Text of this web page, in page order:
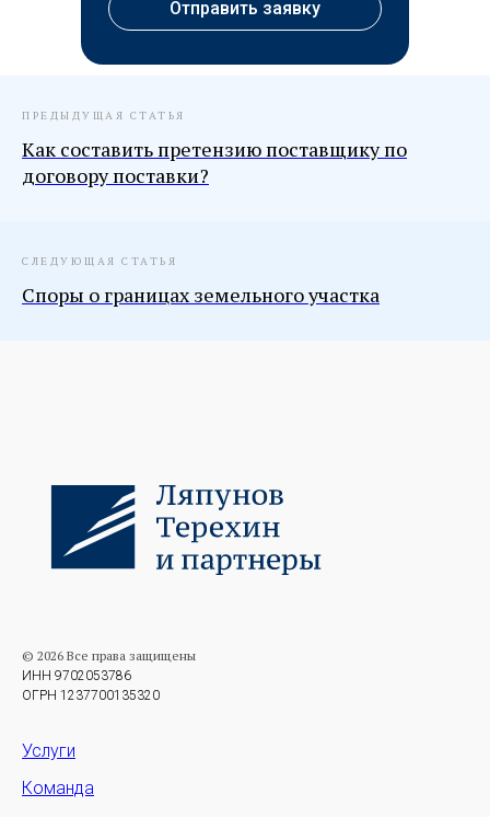
Отправить заявку
ПРЕДЫДУЩАЯ СТАТЬЯ
Как составить претензию поставщику по
договору поставки?
СЛЕДУЮЩАЯ СТАТЬЯ
Споры о границах земельного участка
© 2026 Все права защищены
ИНН 9702053786
ОГРН 1237700135320
Услуги
Команда